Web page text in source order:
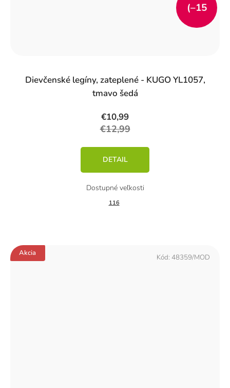
Dievčenské legíny, zateplené - KUGO YL1057,
tmavo šedá
€10,99
€12,99
(–15
DETAIL
116
Akcia Kód: 48359/MOD